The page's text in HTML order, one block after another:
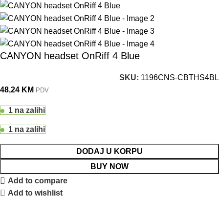
CANYON headset OnRiff 4 Blue
SKU: 1196CNS-CBTHS4BL
48,24 KM PDV
1 na zalihi
1 na zalihi
DODAJ U KORPU
BUY NOW
Add to compare
Add to wishlist